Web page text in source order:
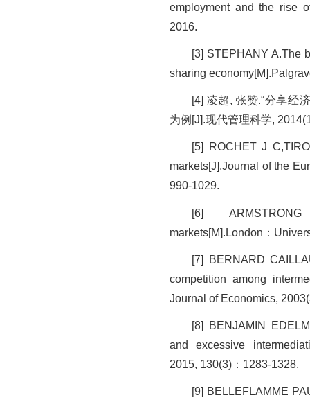
employment and the rise
2016.
[3] STEPHANY A.The
sharing
[4] 凌超, 张赞.“分享经
为例[J].现代管理科学,
[5] ROCHET J
markets[J].Journal of the
990-1029.
[6]
markets[M].London：
[7] BERNARD
competition among
Journal of Economics,
[8] BENJAMIN
and excessive
2015, 130(3)：1283-1328.
[9] BELLEFLAMME